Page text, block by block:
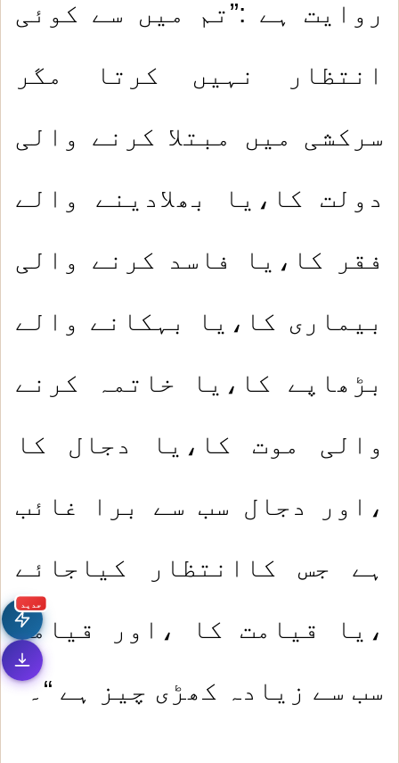
جديد
روایت ہے :”تم میں سے کوئی
انتظار نہیں کرتا مگر
سرکشی میں مبتلا کرنے والی
دولت کا،یا بھلادینے والے
فقر کا،یا فاسد کرنے والی
بیماری کا،یا بہکانے والے
بڑھاپے کا،یا خاتمہ کرنے
والی موت کا،یا دجال کا
،اور دجال سب سے برا غائب
ہے جس کاانتظار کیاجائے
،یا قیامت کا ،اور قیامت
سب سے زیادہ کھڑی چیز ہے “۔